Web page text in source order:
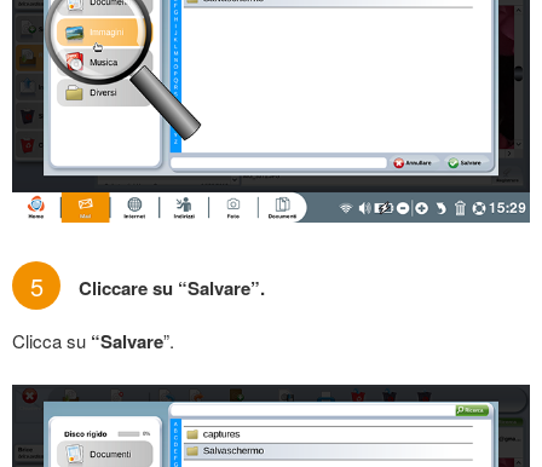
5 Cliccare su “Salvare”.
Clicca su “Salvare”.